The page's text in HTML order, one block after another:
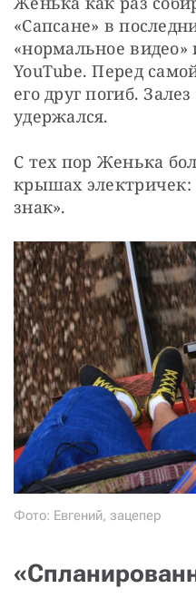
«Сапсане» в
«нормальное
YouTube. Перед
его друг погиб.
удержался.
С тех пор Женька
крышах
знак».
Фото: Евгений, зацепер